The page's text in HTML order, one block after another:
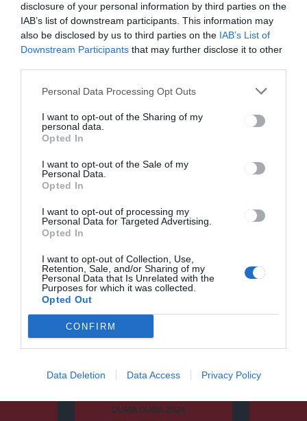
disclosure of your personal information by third parties on the
IAB’s list of downstream participants. This information may
also be disclosed by us to third parties on the IAB’s List of
Downstream Participants that may further disclose it to other
Personal Data Processing Opt Outs
I want to opt-out of the Sharing of my
personal data.
Opted In
I want to opt-out of the Sale of my
Personal Data.
Opted In
I want to opt-out of processing my
Personal Data for Targeted Advertising.
Opted In
I want to opt-out of Collection, Use,
Retention, Sale, and/or Sharing of my
Personal Data that Is Unrelated with the
Purposes for which it was collected.
Opted Out
CONFIRM
Data Deletion Data Access Privacy Policy
HÁROMSZÉK,HÍRLISTA
Kibővíti a román-magyar
Sepsiszentgyörgy
Önkormányzata
Kategóriák
CSÍKSZÉK
DUMA DUBA 2024